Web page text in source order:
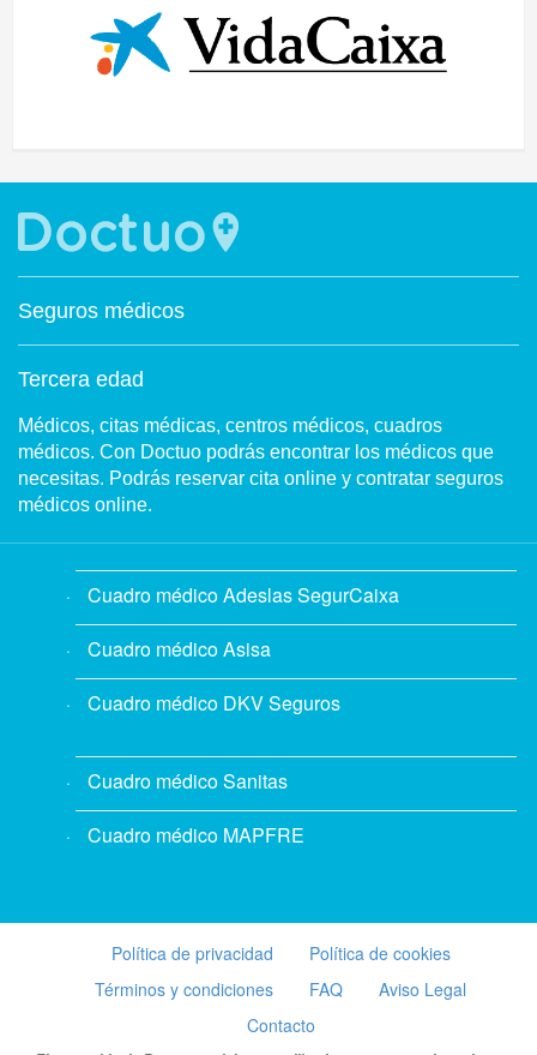
Seguros médicos
Tercera edad
Médicos, citas médicas, centros médicos, cuadros
médicos. Con Doctuo podrás encontrar los médicos que
necesitas. Podrás reservar cita online y contratar seguros
médicos online.
Cuadro médico Adeslas SegurCaixa
Cuadro médico Asisa
Cuadro médico DKV Seguros
Cuadro médico Sanitas
Cuadro médico MAPFRE
Política de privacidad
Política de cookies
Términos y condiciones
FAQ
Aviso Legal
Contacto